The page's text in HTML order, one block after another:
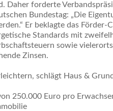
Daher forderte
Bundestag: „Die
Er beklagte das Förder-
Standards mit
sowie
Zinsen.
schlägt Haus &
250.000 Euro pro